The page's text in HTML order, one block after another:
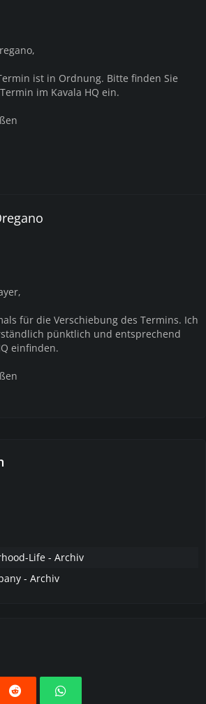
ist in Ordnung. Bitte finden Sie
im Kavala HQ ein.
für die Verschiebung des Termins. Ich
pünktlich und entsprechend
einfinden.
Life - Archiv
- Archiv